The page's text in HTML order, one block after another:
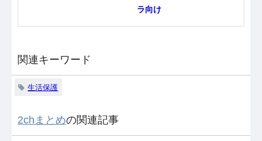
ラ向け
関連キーワード
生活保護
2chまとめの関連記事